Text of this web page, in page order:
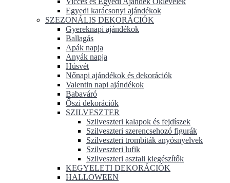
Egyedi karácsonyi ajándékok
SZEZONÁLIS DEKORÁCIÓK
Gyereknapi ajándékok
Ballagás
Apák napja
Anyák napja
Húsvét
Nőnapi ajándékok és dekorációk
Valentin napi ajándékok
Babaváró
Őszi dekorációk
SZILVESZTER
Szilveszteri kalapok és fejdíszek
Szilveszteri szerencsehozó figurák
Szilveszteri trombiták anyósnyelvek
Szilveszteri lufik
Szilveszteri asztali kiegészítők
KEGYELETI DEKORÁCIÓK
HALLOWEEN